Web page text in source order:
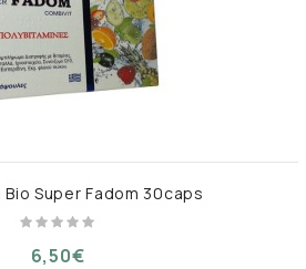
Super Fadom 30caps
6,50€